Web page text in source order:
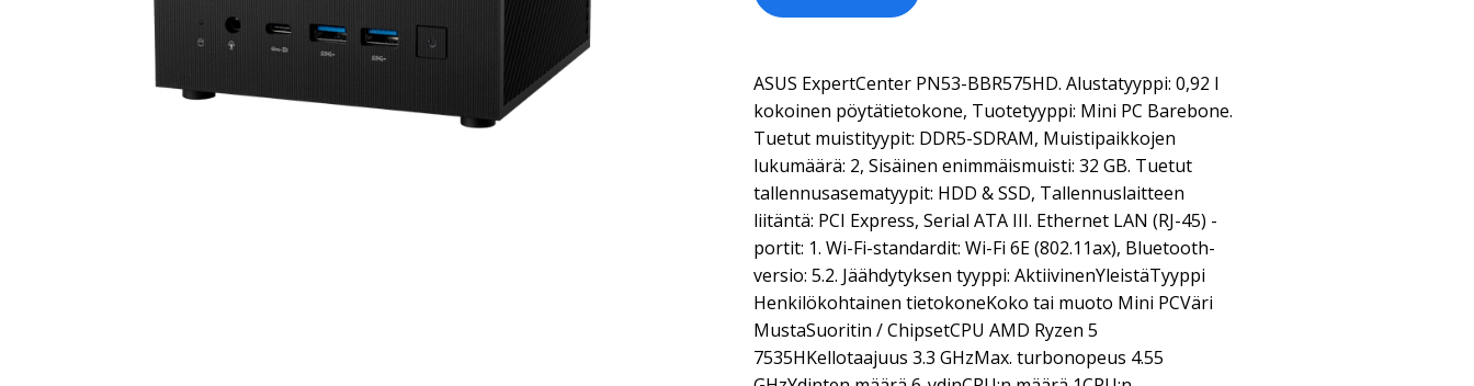
ASUS ExpertCenter PN53-BBR575HD. Alustatyyppi: 0,92 l
kokoinen pöytätietokone, Tuotetyyppi: Mini PC Barebone.
Tuetut muistityypit: DDR5-SDRAM, Muistipaikkojen
lukumäärä: 2, Sisäinen enimmäismuisti: 32 GB. Tuetut
tallennusasematyypit: HDD & SSD, Tallennuslaitteen
liitäntä: PCI Express, Serial ATA III. Ethernet LAN (RJ-45) -
portit: 1. Wi-Fi-standardit: Wi-Fi 6E (802.11ax), Bluetooth-
versio: 5.2. Jäähdytyksen tyyppi: AktiivinenYleistäTyyppi
Henkilökohtainen tietokoneKoko tai muoto Mini PCVäri
MustaSuoritin / ChipsetCPU AMD Ryzen 5
7535HKellotaajuus 3.3 GHzMax. turbonopeus 4.55